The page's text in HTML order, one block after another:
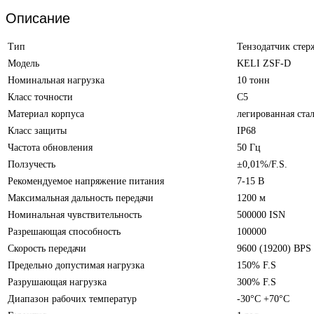
Описание
Тип
Тензодатчик
Модель
KELI ZSF-D
Номинальная нагрузка
10 тонн
Класс точности
С5
Материал корпуса
легированная
Класс защиты
IP68
Частота обновления
50 Гц
Ползучесть
±0,01%/F.S.
Рекомендуемое напряжение питания
7-15 В
Максимальная дальность передачи
1200 м
Номинальная чувствительность
500000 ISN
Разрешающая способность
100000
Скорость передачи
9600 (19200) BPS
Предельно допустимая нагрузка
150% F.S
Разрушающая нагрузка
300% F.S
Диапазон рабочих температур
-30°С +70°С